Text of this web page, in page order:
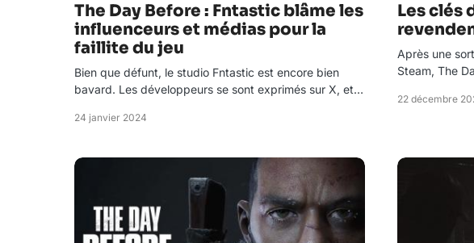
The Day Before : Fntastic blâme les
influenceurs et médias pour la
faillite du jeu
Bien que défunt, le studio Fntastic est encore bien
bavard. Les développeurs se sont exprimés sur X, et…
24 janvier 2024
Les clés
Après une
Steam, The
22 décembre